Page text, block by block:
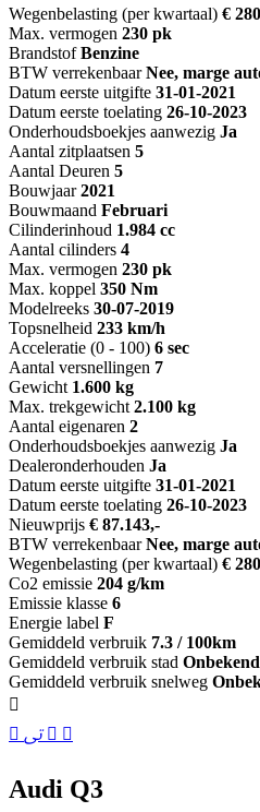
Wegenbelasting (per kwartaal) €
Max. vermogen 230 pk
Brandstof Benzine
BTW verrekenbaar Nee, marge
Datum eerste uitgifte 31-01-2021
Datum eerste toelating 26-10-2023
Onderhoudsboekjes aanwezig Ja
Aantal zitplaatsen 5
Aantal Deuren 5
Bouwjaar 2021
Bouwmaand Februari
Cilinderinhoud 1.984 cc
Aantal cilinders 4
Max. vermogen 230 pk
Max. koppel 350 Nm
Modelreeks 30-07-2019
Topsnelheid 233 km/h
Acceleratie (0 - 100) 6 sec
Aantal versnellingen 7
Gewicht 1.600 kg
Max. trekgewicht 2.100 kg
Aantal eigenaren 2
Onderhoudsboekjes aanwezig Ja
Dealeronderhouden Ja
Datum eerste uitgifte 31-01-2021
Datum eerste toelating 26-10-2023
Nieuwprijs € 87.143,-
BTW verrekenbaar Nee, marge
Wegenbelasting (per kwartaal) €
Co2 emissie 204 g/km
Emissie klasse 6
Energie label F
Gemiddeld verbruik 7.3 / 100km
Gemiddeld verbruik stad
Gemiddeld verbruik snelweg
Audi Q3